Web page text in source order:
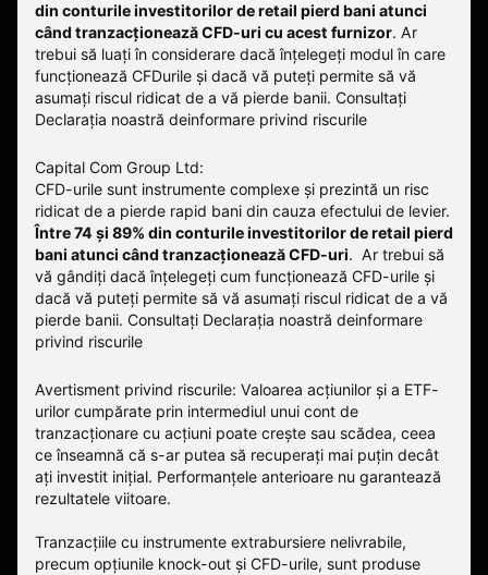
din conturile investitorilor de retail pierd bani atunci
când tranzacționează CFD-uri cu acest furnizor. Ar
trebui să luați în considerare dacă înțelegeți modul în care
funcționează CFDurile și dacă vă puteți permite să vă
asumați riscul ridicat de a vă pierde banii. Consultați
Declarația noastră deinformare privind riscurile
Capital Com Group Ltd:
CFD-urile sunt instrumente complexe și prezintă un risc
ridicat de a pierde rapid bani din cauza efectului de levier.
Între 74 și 89% din conturile investitorilor de retail pierd
bani atunci când tranzacționează CFD-uri. Ar trebui să
vă gândiți dacă înțelegeți cum funcționează CFD-urile și
dacă vă puteți permite să vă asumați riscul ridicat de a vă
pierde banii. Consultați Declarația noastră deinformare
privind riscurile
Avertisment privind riscurile: Valoarea acțiunilor și a ETF-
urilor cumpărate prin intermediul unui cont de
tranzacționare cu acțiuni poate crește sau scădea, ceea
ce înseamnă că s-ar putea să recuperați mai puțin decât
ați investit inițial. Performanțele anterioare nu garantează
rezultatele viitoare.
Tranzacțiile cu instrumente extrabursiere nelivrabile,
precum opțiunile knock-out și CFD-urile, sunt produse